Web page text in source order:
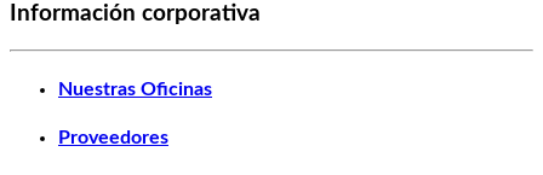
Información corporativa
Nuestras Oficinas
Proveedores